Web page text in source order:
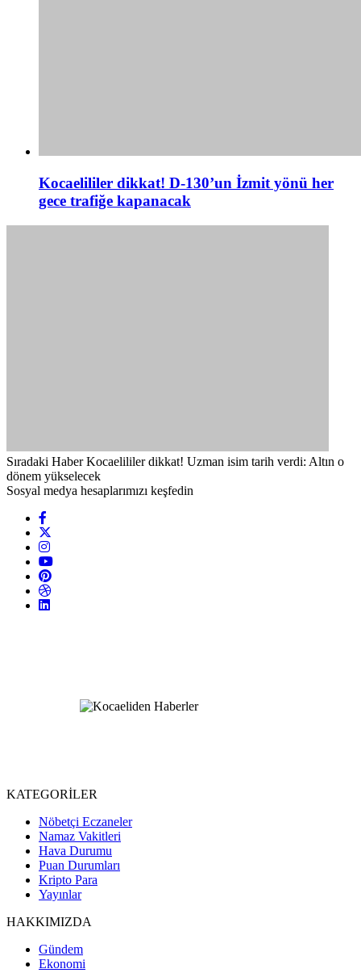
Kocaelililer dikkat! D-130’un İzmit yönü her
gece trafiğe kapanacak
Sıradaki Haber Kocaelililer dikkat! Uzman isim tarih verdi: Altın o
dönem yükselecek
Sosyal medya hesaplarımızı keşfedin
KATEGORİLER
Nöbetçi Eczaneler
Namaz Vakitleri
Hava Durumu
Puan Durumları
Kripto Para
Yayınlar
HAKKIMIZDA
Gündem
Ekonomi